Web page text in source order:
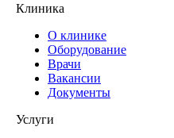
Клиника
О клинике
Оборудование
Врачи
Вакансии
Документы
Услуги